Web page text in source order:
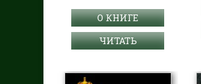
О КНИГЕ
ЧИТАТЬ